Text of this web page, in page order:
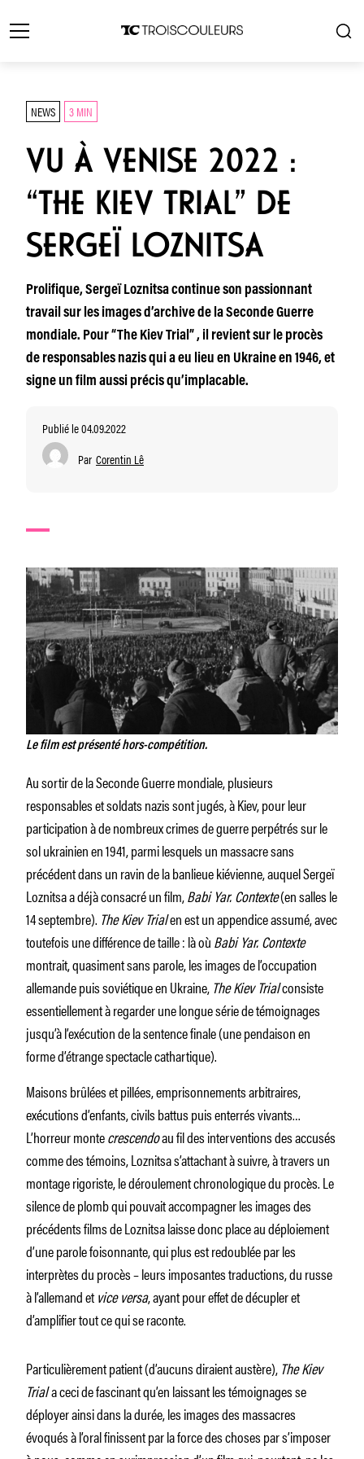
NEWS 3 MIN
VU À VENISE 2022 :
“THE KIEV TRIAL” DE
SERGEÏ LOZNITSA
Prolifique, Sergeï Loznitsa continue son passionnant
travail sur les images d’archive de la Seconde Guerre
mondiale. Pour “The Kiev Trial” , il revient sur le procès
de responsables nazis qui a eu lieu en Ukraine en 1946, et
signe un film aussi précis qu’implacable.
Publié le 04.09.2022
Par Corentin Lê
Le film est présenté hors-compétition.
Au sortir de la Seconde Guerre mondiale, plusieurs
responsables et soldats nazis sont jugés, à Kiev, pour leur
participation à de nombreux crimes de guerre perpétrés sur le
sol ukrainien en 1941, parmi lesquels un massacre sans
précédent dans un ravin de la banlieue kiévienne, auquel Sergeï
Loznitsa a déjà consacré un film,Babi Yar. Contexte(en salles le
14 septembre). The Kiev Trialen est un appendice assumé, avec
toutefois une différence de taille : là oùBabi Yar. Contexte
montrait, quasiment sans parole, les images de l’occupation
allemande puis soviétique en Ukraine, The Kiev Trialconsiste
essentiellement à regarder une longue série de témoignages
jusqu’à l’exécution de la sentence finale (une pendaison en
forme d’étrange spectacle cathartique).
Maisons brûlées et pillées, emprisonnements arbitraires,
exécutions d’enfants, civils battus puis enterrés vivants…
L’horreur montecrescendoau fil des interventions des accusés
comme des témoins, Loznitsa s’attachant à suivre, à travers un
montage rigoriste, le déroulement chronologique du procès. Le
silence de plomb qui pouvait accompagner les images des
précédents films de Loznitsa laisse donc place au déploiement
d’une parole foisonnante, qui plus est redoublée par les
interprètes du procès – leurs imposantes traductions, du russe
à l’allemand etvice versa, ayant pour effet de décupler et
d’amplifier tout ce qui se raconte.
Particulièrement patient (d’aucuns diraient austère), The Kiev
Triala ceci de fascinant qu’en laissant les témoignages se
déployer ainsi dans la durée, les images des massacres
évoqués à l’oral finissent par la force des choses par s’imposer